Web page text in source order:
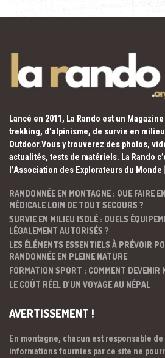
Lancé en 2011, La Rando est un
trekking, d’alpinisme, de survie en
Outdoor.Vous y trouverez des photos,
actualités, tests de matériels. La Rando
l’Association des Explorateurs du Monde
RANDONNÉE EN MONTAGNE : QUE FAIRE
MÉDICALE LOIN DE TOUT SECOURS ?
SURVIE EN MILIEU ISOLÉ : QUELS
LÉGALEMENT AUTORISÉS ?
LES ÉLÉMENTS ESSENTIELS À PRÉVOIR
RANDONNÉE EN PLEINE NATURE
FORMATION SPORT : COMMENT DEVENIR
LE COÛT RÉEL D’UN VOYAGE AU NÉPAL
AVERTISSEMENT !
En montagne, chacun est responsable
informations fournies par ce site ne